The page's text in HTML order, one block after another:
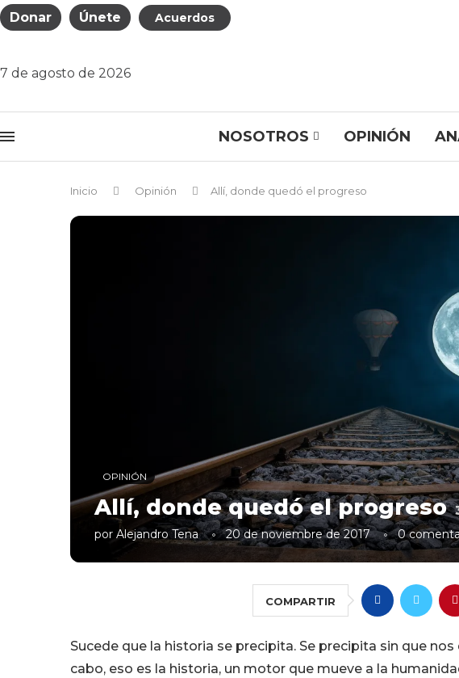
Donar Únete Acuerdos
7 de agosto de 2026
NOSOTROS OPINIÓN
Inicio Opinión Allí, donde quedó el progreso
OPINIÓN
Allí, donde quedó el progreso
por Alejandro Tena 20 de noviembre de 2017 0
COMPARTIR
Sucede que la historia se precipita. Se precipita sin que nos
cabo, eso es la historia, un motor que mueve a la